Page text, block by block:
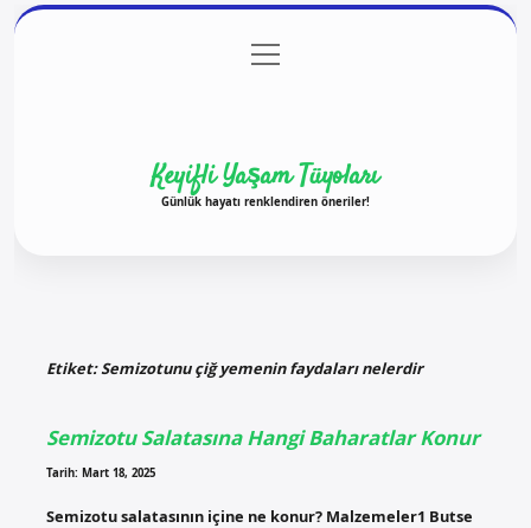
Gizlilik Politikası
menüyü
aç
Keyifli Yaşam Tüyoları
Günlük hayatı renklendiren öneriler!
Etiket:Semizotunu çiğ yemenin faydaları nelerdir
Semizotu Salatasına Hangi Baharatlar Konur
Tarih: Mart 18, 2025
Semizotu salatasının içine ne konur? Malzemeler1 Butse